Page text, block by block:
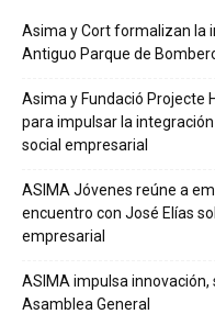
Asima y Cort formalizan la
Antiguo Parque de
Asima y Fundació Projecte
para impulsar la
social empresarial
ASIMA Jóvenes reúne a
encuentro con José Elías
empresarial
ASIMA impulsa
Asamblea General